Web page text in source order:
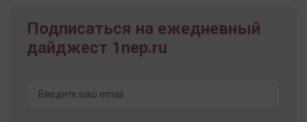
Подписаться на ежедневный
дайджест 1nep.ru